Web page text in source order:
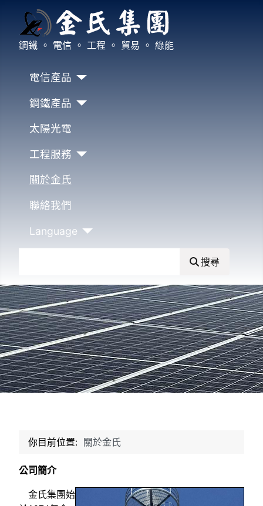
鋼鐵 。 電信 。 工程 。 貿易 。 綠能
電信產品
鋼鐵產品
太陽光電
工程服務
關於金氏
聯絡我們
Language
搜尋
你目前位置: 關於金氏
公司簡介
金氏集團始